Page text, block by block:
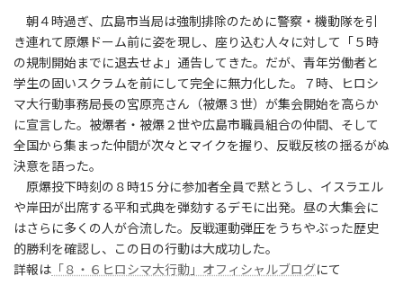
朝４時過ぎ、広島市当局は強制排除のために警察・機動隊を引
き連れて原爆ドーム前に姿を現し、座り込む人々に対して「５時
の規制開始までに退去せよ」通告してきた。だが、青年労働者と
学生の固いスクラムを前にして完全に無力化した。７時、ヒロシ
マ大行動事務局長の宮原亮さん（被爆３世）が集会開始を高らか
に宣言した。被爆者・被爆２世や広島市職員組合の仲間、そして
全国から集まった仲間が次々とマイクを握り、反戦反核の揺るがぬ
決意を語った。
原爆投下時刻の８時15 分に参加者全員で黙とうし、イスラエル
や岸田が出席する平和式典を弾劾するデモに出発。昼の大集会に
はさらに多くの人が合流した。反戦運動弾圧をうちやぶった歴史
的勝利を確認し、この日の行動は大成功した。
詳報は 「８・６ヒロシマ大行動」オフィシャルブログにて